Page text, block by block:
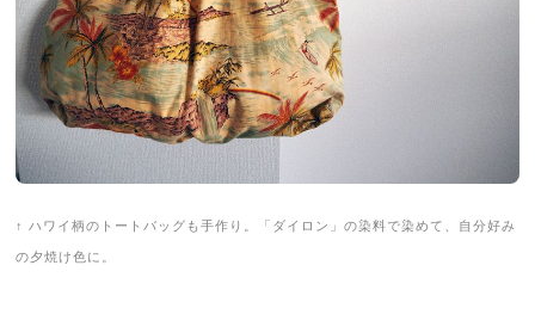
↑ ハワイ柄のトートバッグも手作り。「ダイロン」の染料で染めて、自分好み
の夕焼け色に。